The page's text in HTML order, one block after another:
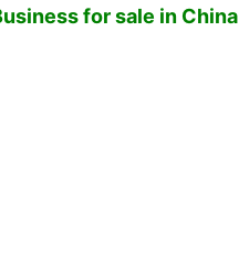
for sale in China